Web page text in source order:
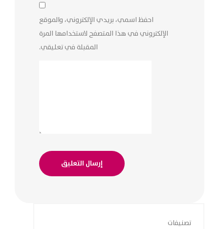
احفظ اسمي، بريدي الإلكتروني، والموقع
الإلكتروني في هذا المتصفح لاستخدامها المرة
المقبلة في تعليقي.
تصنيفات